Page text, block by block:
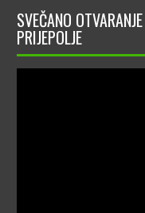
SVEČANO
PRIJEPOLJE